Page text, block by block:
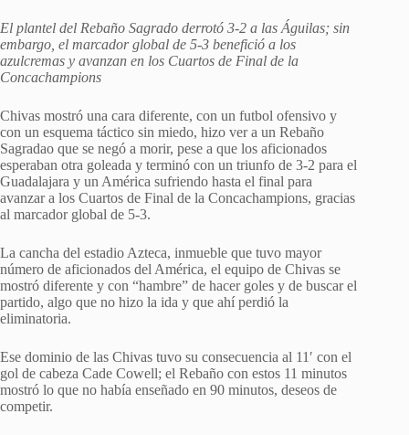
El plantel del Rebaño Sagrado derrotó 3-2 a las Águilas; sin
embargo, el marcador global de 5-3 benefició a los
azulcremas y avanzan en los Cuartos de Final de la
Concachampions
Chivas mostró una cara diferente, con un futbol ofensivo y
con un esquema táctico sin miedo, hizo ver a un Rebaño
Sagradao que se negó a morir, pese a que los aficionados
esperaban otra goleada y terminó con un triunfo de 3-2 para el
Guadalajara y un América sufriendo hasta el final para
avanzar a los Cuartos de Final de la Concachampions, gracias
al marcador global de 5-3.
La cancha del estadio Azteca, inmueble que tuvo mayor
número de aficionados del América, el equipo de Chivas se
mostró diferente y con “hambre” de hacer goles y de buscar el
partido, algo que no hizo la ida y que ahí perdió la
eliminatoria.
Ese dominio de las Chivas tuvo su consecuencia al 11′ con el
gol de cabeza Cade Cowell; el Rebaño con estos 11 minutos
mostró lo que no había enseñado en 90 minutos, deseos de
competir.